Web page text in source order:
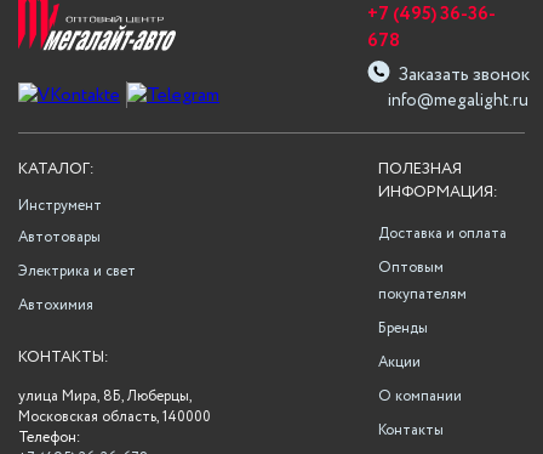
info@megalight.ru
+7 (495) 36-36-
678
Заказать звонок
ПОЛЕЗНАЯ
ИНФОРМАЦИЯ:
Доставка и оплата
Оптовым
покупателям
Бренды
Акции
О компании
Контакты
КАТАЛОГ:
Инструмент
Автотовары
Электрика и свет
Автохимия
КОНТАКТЫ:
улица Мира, 8Б, Люберцы,
Московская область, 140000
Телефон: